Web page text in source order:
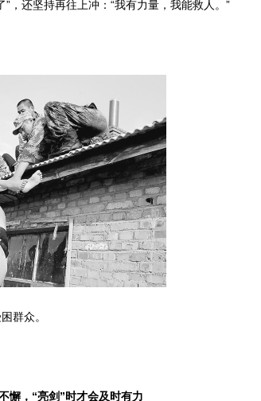
，还坚持再往上冲：“我有力量，我能救人。”
群众。
懈，“亮剑”时才会及时有力